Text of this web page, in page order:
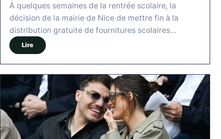
À quelques semaines de la rentrée scolaire, la
décision de la mairie de Nice de mettre fin à la
distribution gratuite de fournitures scolaires…
Lire